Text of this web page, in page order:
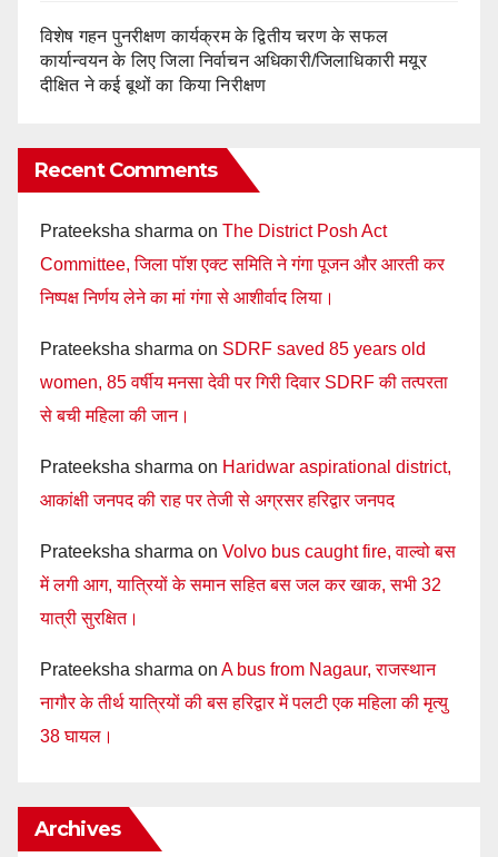
विशेष गहन पुनरीक्षण कार्यक्रम के द्वितीय चरण के सफल
कार्यान्वयन के लिए जिला निर्वाचन अधिकारी/जिलाधिकारी मयूर
दीक्षित ने कई बूथों का किया निरीक्षण
Recent Comments
Prateeksha sharma on The District Posh Act
Committee, जिला पॉश एक्ट समिति ने गंगा पूजन और आरती कर
निष्पक्ष निर्णय लेने का मां गंगा से आशीर्वाद लिया।
Prateeksha sharma on SDRF saved 85 years old
women, 85 वर्षीय मनसा देवी पर गिरी दिवार SDRF की तत्परता
से बची महिला की जान।
Prateeksha sharma on Haridwar aspirational district,
आकांक्षी जनपद की राह पर तेजी से अग्रसर हरिद्वार जनपद
Prateeksha sharma on Volvo bus caught fire, वाल्वो बस
में लगी आग, यात्रियों के समान सहित बस जल कर खाक, सभी 32
यात्री सुरक्षित।
Prateeksha sharma on A bus from Nagaur, राजस्थान
नागौर के तीर्थ यात्रियों की बस हरिद्वार में पलटी एक महिला की मृत्यु
38 घायल।
Archives